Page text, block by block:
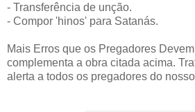
- Transferência de unção.
- Compor 'hinos' para Satanás.
Mais Erros que os Pregadores
complementa a obra citada acima.
alerta a todos os pregadores do